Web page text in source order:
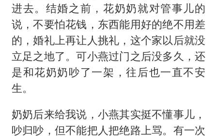
进去。结婚之前，花奶奶就对管事儿的
说，不要怕花钱，东西能用好的绝不用差
的，婚礼上再让人挑礼，这个家以后就没
立足之地了。可小燕过门之后没多久，还
是和花奶奶吵了一架，往后也一直不安
生。
奶奶后来给我说，小燕其实挺不懂事儿，
吵归吵，但不能把人把绝路上骂。有一次